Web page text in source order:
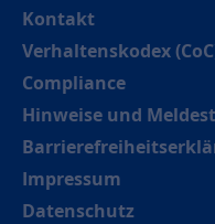
Kontakt
Verhaltenskodex
Compliance
Hinweise und
Impressum
Datenschutz